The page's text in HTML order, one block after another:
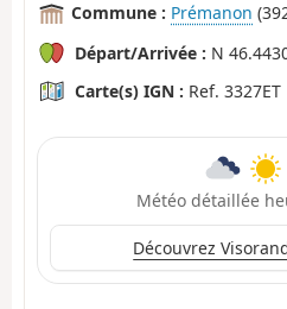
Commune : Prémanon
Départ/Arrivée : N
Carte(s) IGN : Ref. 3327ET
Météo détaillée
Découvrez